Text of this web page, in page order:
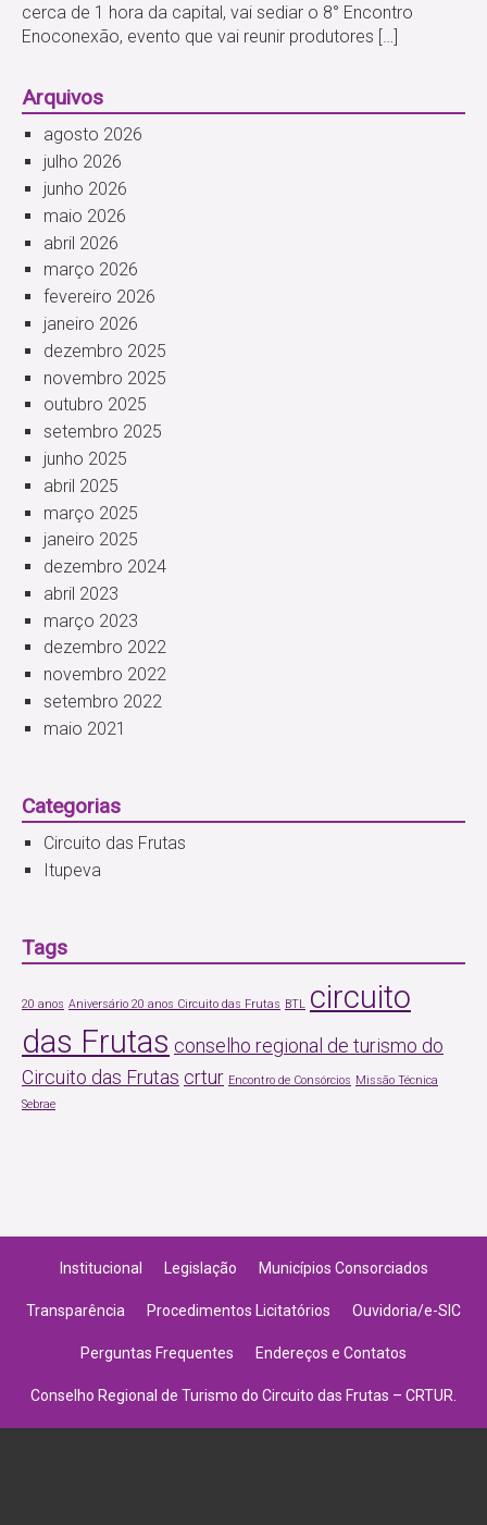
cerca de 1 hora da capital, vai sediar o 8° Encontro
Enoconexão, evento que vai reunir produtores […]
Arquivos
agosto 2026
julho 2026
junho 2026
maio 2026
abril 2026
março 2026
fevereiro 2026
janeiro 2026
dezembro 2025
novembro 2025
outubro 2025
setembro 2025
junho 2025
abril 2025
março 2025
janeiro 2025
dezembro 2024
abril 2023
março 2023
dezembro 2022
novembro 2022
setembro 2022
maio 2021
Categorias
Circuito das Frutas
Itupeva
Tags
20 anos Aniversário 20 anos Circuito das Frutas BTL circuito
das Frutas conselho regional de turismo do
Circuito das Frutas crtur Encontro de Consórcios Missão Técnica
Sebrae
Institucional Legislação Municípios Consorciados
Transparência Procedimentos Licitatórios Ouvidoria/e-SIC
Perguntas Frequentes Endereços e Contatos
Conselho Regional de Turismo do Circuito das Frutas – CRTUR.